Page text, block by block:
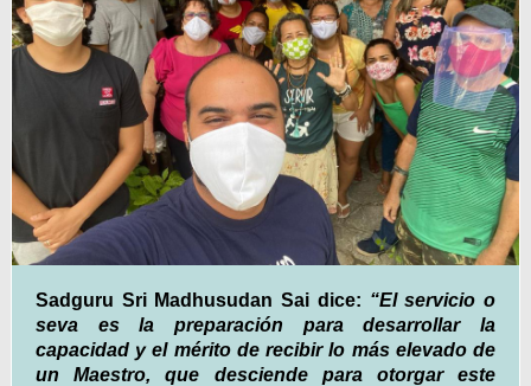
Sadguru Sri Madhusudan Sai dice: “El servicio o
seva es la preparación para desarrollar la
capacidad y el mérito de recibir lo más elevado de
un Maestro, que desciende para otorgar este